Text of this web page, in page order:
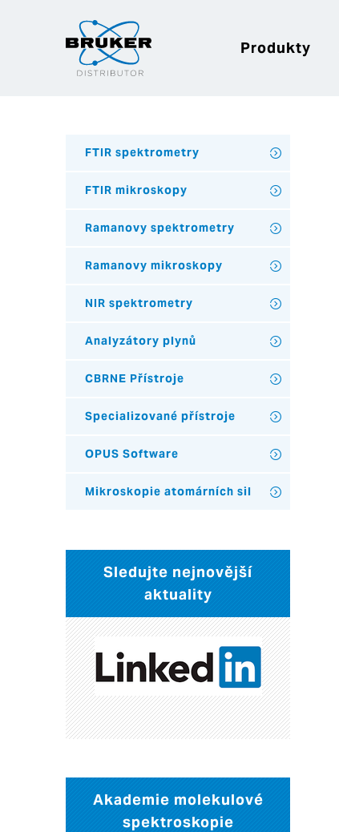
Produkty
FTIR spektrometry
FTIR mikroskopy
Ramanovy spektrometry
Ramanovy mikroskopy
NIR spektrometry
Analyzátory plynů
CBRNE Přístroje
Specializované přístroje
OPUS Software
Mikroskopie atomárních sil
Sledujte nejnovější
aktuality
Akademie molekulové
spektroskopie